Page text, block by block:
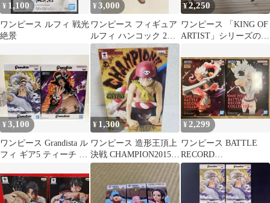
¥ 1,100
ワンピース ルフィ 戦光
絶景
¥3,000
ワンピース フィギュア
ルフィ ハンコック 2種
セット
¥2,250
ワンピース 「KING OF
ARTIST」シリーズのギ
¥3,100
ワンピース Grandista ル
フィ ギア5 ティーチ 2
¥ 1,300
ワンピース 造形王頂上
決戦 CHAMPION2015
FILM GOLD ルフィ
¥2,299
ワンピース BATTLE
RECORD
COLLECTION ルフィ
＆ボニー